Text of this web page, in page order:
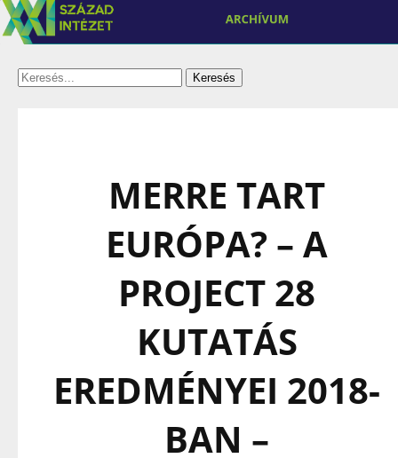
MERRE TART
EURÓPA? – A
PROJECT 28
KUTATÁS
EREDMÉNYEI 2018-
BAN –